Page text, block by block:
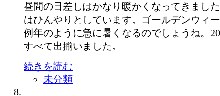
昼間の日差しはかなり暖かくなってきまし
はひんやりとしています。ゴールデンウィ
例年のように急に暑くなるのでしょうね。
すべて出揃いました。
続きを読む
未分類